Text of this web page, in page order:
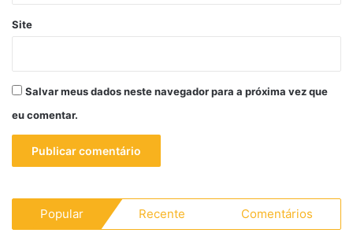
Site
Salvar meus dados neste navegador para a próxima vez que
eu comentar.
Popular Recente Comentários